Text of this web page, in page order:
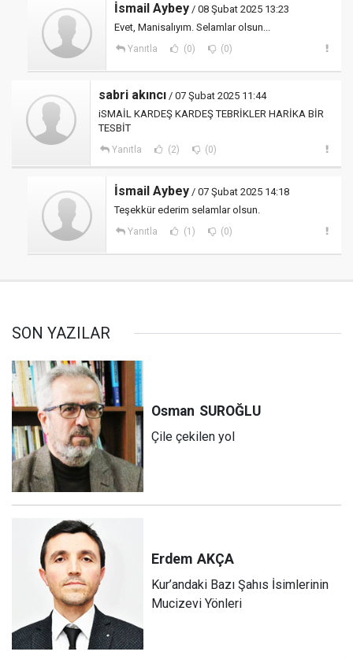
İsmail Aybey / 08 Şubat 2025 13:23
Evet, Manisalıyım. Selamlar olsun...
Yanıtla (0) (0)
sabri akıncı / 07 Şubat 2025 11:44
iSMAİL KARDEŞ KARDEŞ TEBRİKLER HARİKA BİR
TESBİT
Yanıtla (2) (0)
İsmail Aybey / 07 Şubat 2025 14:18
Teşekkür ederim selamlar olsun.
Yanıtla (1) (0)
SON YAZILAR
Osman SUROĞLU
Çile çekilen yol
Erdem AKÇA
Kur’andaki Bazı Şahıs İsimlerinin
Mucizevi Yönleri